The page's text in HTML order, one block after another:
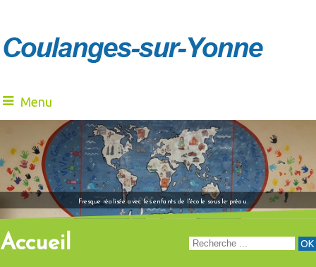
Menu
Fresque réalisée avec les enfants de l'école sous le préau
"Venez à notre
Accueil